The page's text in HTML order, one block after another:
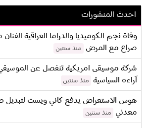
احدث المنشورات
وفاة نجم الكوميديا والدراما العراقية
صراع مع المرض
منذ سنتين
شركة موسيقى امريكية تنفصل عن
آراءه السياسية
منذ سنتين
هوس الاستعراض يدفع كاني ويست لتبديل
معدني
منذ سنتين